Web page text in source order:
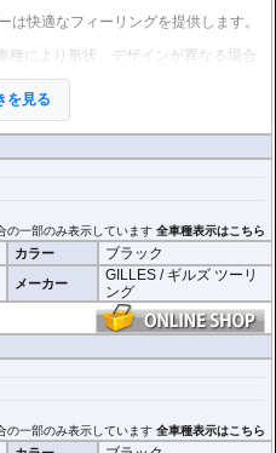
は快適なフィーリングを提供します。
により形状、デザインが異なる場合
を見る
の一部のみ表示しています全車種表示はこちら
カラー ブラック
メーカー
GILLES / ギルズ ツーリ
ング
の一部のみ表示しています全車種表示はこちら